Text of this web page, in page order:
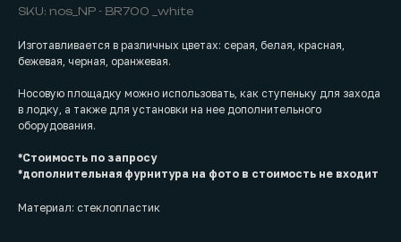
SKU: nos_NP - BR700 _white
Изготавливается в различных цветах: серая, белая, красная,
бежевая, черная, оранжевая.
Носовую площадку можно использовать, как ступеньку для захода
в лодку, а также для установки на нее дополнительного
оборудования.
*Стоимость по запросу
*дополнительная фурнитура на фото в стоимость не входит
Материал: стеклопластик